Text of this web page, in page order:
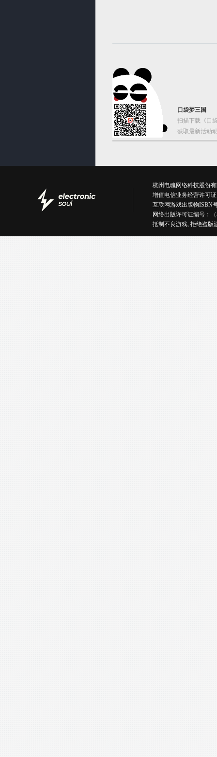
口袋梦三国
扫描下载《口
获取最新活动
杭州电魂网络科技股份有
增值电信业务经营许可
互联网游戏出版物ISBN
网络出版许可证编号：
抵制不良游戏, 拒绝盗版